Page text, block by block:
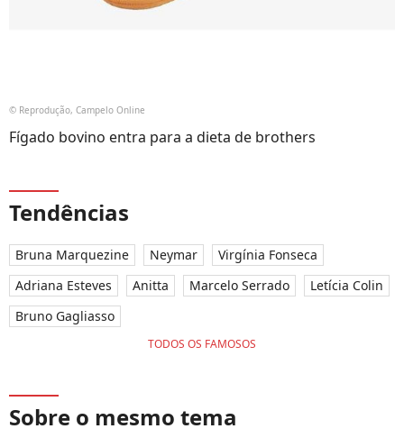
© Reprodução, Campelo Online
Fígado bovino entra para a dieta de brothers
Tendências
Bruna Marquezine Neymar
Virgínia Fonseca
Adriana Esteves
Anitta Marcelo Serrado
Letícia Colin
Bruno Gagliasso
TODOS OS FAMOSOS
Sobre o mesmo tema